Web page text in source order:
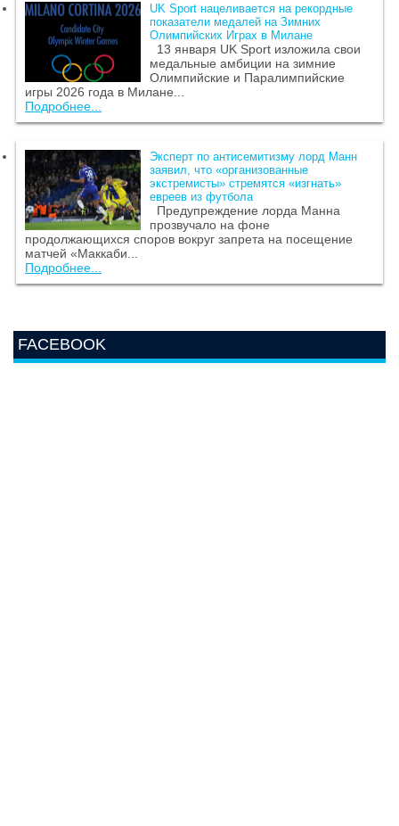
UK Sport нацеливается на рекордные
показатели медалей на Зимних
Олимпийских Играх в Милане
13 января UK Sport изложила свои
медальные амбиции на зимние
Олимпийские и Паралимпийские
игры 2026 года в Милане...
Подробнее...
Эксперт по антисемитизму лорд Манн
заявил, что «организованные
экстремисты» стремятся «изгнать»
евреев из футбола
Предупреждение лорда Манна
прозвучало на фоне
продолжающихся споров вокруг запрета на посещение
матчей «Маккаби...
Подробнее...
FACEBOOK